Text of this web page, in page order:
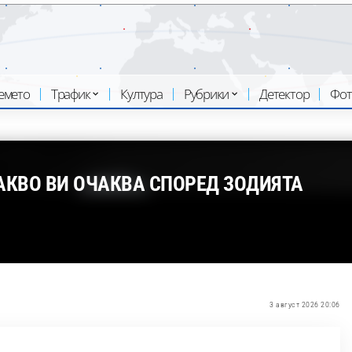
Трафик Култура Рубрики Детектор
ВИ ОЧАКВА СПОРЕД ЗОДИЯТА
3 август 2026 20:06